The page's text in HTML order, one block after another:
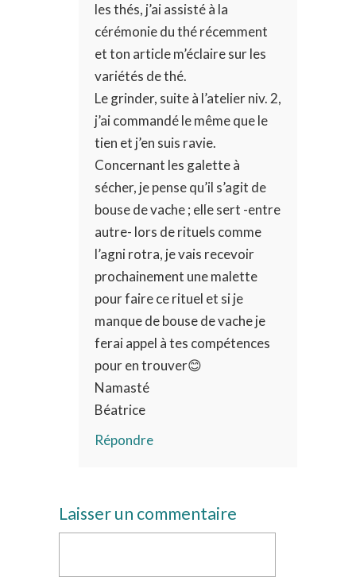
les thés, j’ai assisté à la
cérémonie du thé récemment
et ton article m’éclaire sur les
variétés de thé.
Le grinder, suite à l’atelier niv. 2,
j’ai commandé le même que le
tien et j’en suis ravie.
Concernant les galette à
sécher, je pense qu’il s’agit de
bouse de vache ; elle sert -entre
autre- lors de rituels comme
l’agni rotra, je vais recevoir
prochainement une malette
pour faire ce rituel et si je
manque de bouse de vache je
ferai appel à tes compétences
pour en trouver😊
Namasté
Béatrice
Répondre
Laisser un commentaire